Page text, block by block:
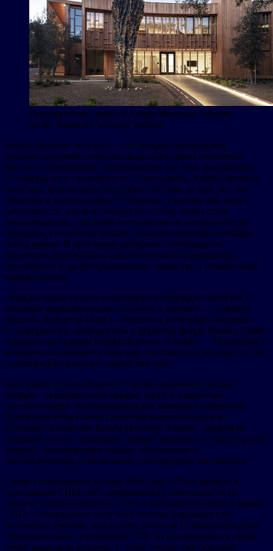
Denning House, home of Knight-Hennessy Scholars
on the Stanford University campus.
Knight-Hennessy Scholars — это междисциплинарная,
мультикультурная стипендиальная программа получения
высшего образования, охватывающая все семь факультетов
Стэнфордского университета. Стипендиаты Knight-Hennessy
получают финансовую поддержку на срок до трех лет для
обучения в магистратурах Стэнфорда, участвуя при этом в
деятельности, которая готовит их к тому, чтобы стать
дальновидными, смелыми и открытыми к сотрудничеству
лидерами, способным решать сложные проблемы, стоящие
перед миром. В программу набирают стипендиатов,
продемонстрировавших самостоятельность мышления,
способность к целеустремленному лидерству и независимое
мировоззрение.
«Каждая новая группа стипендиатов побуждает меня все с
большим воодушевлением смотреть в будущее, — говорит
Джон Л. Хеннесси (John L. Hennessy), почетный президент
Стэнфордского университета и директор фонда Shriram Family
в рамках программы Knight-Hennessy Scholars. — Проблемы, с
которыми сталкивается наш мир, постоянно усложняются, что
подтверждает важность нашей миссии».
Программа Knight-Hennessy Scholars формирует новых
лидеров, приверженных общему благу и владеющих
инструментами, необходимыми для значимых изменений.
Программа King Global Leadership является одним из
ключевых элементов Knight-Hennessy Scholars, предлагая
широкий спектр семинаров, лекций, проектов и практических
занятий, дополняющих высшее образование и
способствующих становлению стипендиатов как лидеров.
Среди стипендиатов набора 2024 года 47% не являются
гражданами США. 49% американских стипендиатов не
относят себя к белой расе, а 11% в прошлом служили в армии
США. Стипендиаты получили степень бакалавра в 60
различных учебных заведениях, включая 12 международных
образовательных учреждений. 22% из них первыми в своей
семье закончили колледж. С этим, теперь уже седьмым,